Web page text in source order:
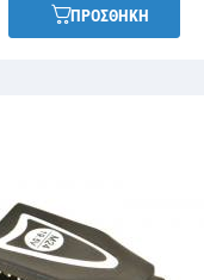
ΠΡΟΣΘΗΚΗ